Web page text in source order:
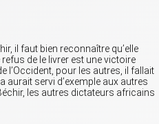
il faut bien reconnaître qu’elle
de le livrer est une victoire
l’Occident, pour les autres, il fallait
aurait servi d’exemple aux autres
les autres dictateurs africains